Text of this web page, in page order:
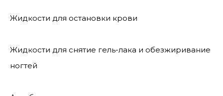
Жидкости для остановки крови
Жидкости для снятие гель-лака и обезжиривание
ногтей